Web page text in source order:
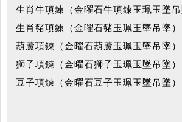
生肖牛項鍊（金曜石牛項鍊玉珮玉墜吊
生肖豬項鍊（金曜石豬玉珮玉墜吊墜）
葫蘆項鍊（金曜石葫蘆玉珮玉墜吊墜）
獅子項鍊（金曜石獅子玉珮玉墜吊墜）
豆子項鍊（金曜石豆子玉珮玉墜吊墜）